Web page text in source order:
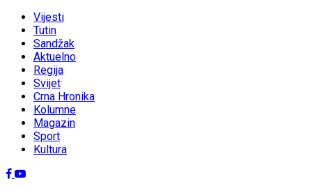
Vijesti
Tutin
Sandžak
Aktuelno
Regija
Svijet
Crna Hronika
Kolumne
Magazin
Sport
Kultura